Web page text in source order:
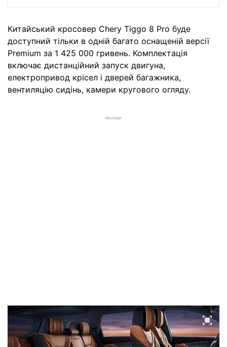
Китайський кросовер Chery Tiggo 8 Pro буде
доступний тільки в одній багато оснащеній версії
Premium за 1 425 000 гривень. Комплектація
включає дистанційний запуск двигуна,
електропривод крісел і дверей багажника,
вентиляцію сидінь, камери кругового огляду.
РЕКЛАМА